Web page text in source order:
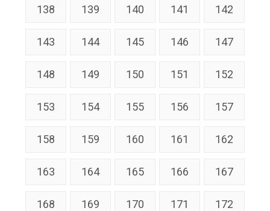
138 139 140 141 142
143 144 145 146 147
148 149 150 151 152
153 154 155 156 157
158 159 160 161 162
163 164 165 166 167
168 169 170 171 172